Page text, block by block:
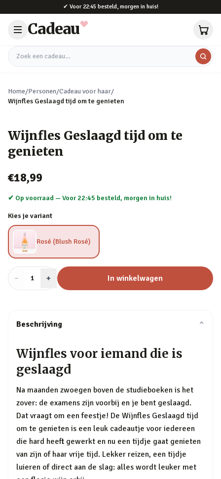
✔ Voor 22:45 besteld, morgen in huis!
Cadeau
Zoek een cadeau
Home/Personen/Cadeau voor haar/
Wijnfles Geslaagd tijd om te genieten
Wijnfles Geslaagd tijd om te
genieten
€18,99
✔ Op voorraad —Voor 22:45 besteld, morgen in huis!
Kies je variant
Rosé (Blush Rosé)
− Aantal
1 + In winkelwagen
Beschrijving ⌄
Wijnfles voor iemand die is
geslaagd
Na maanden zwoegen boven de studieboeken is het
zover: de examens zijn voorbij en je bent geslaagd.
Dat vraagt om een feestje! De Wijnfles Geslaagd tijd
om te genieten is een leuk cadeautje voor iedereen
die hard heeft gewerkt en nu een tijdje gaat genieten
van zijn of haar vrije tijd. Lekker reizen, een tijdje
luieren of direct aan de slag: alles wordt leuker met